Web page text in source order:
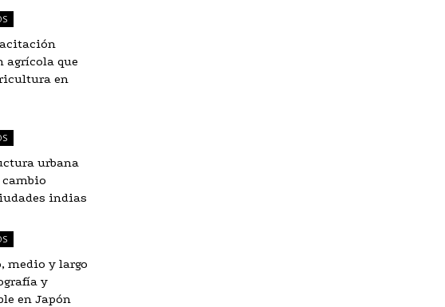
agrícola que
en
urbana
cambio
indias
medio y largo
y
en Japón